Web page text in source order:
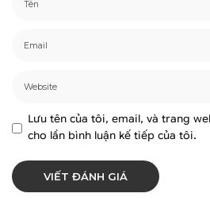
Lưu tên của tôi, email, và trang
cho lần bình luận kế tiếp của tôi.